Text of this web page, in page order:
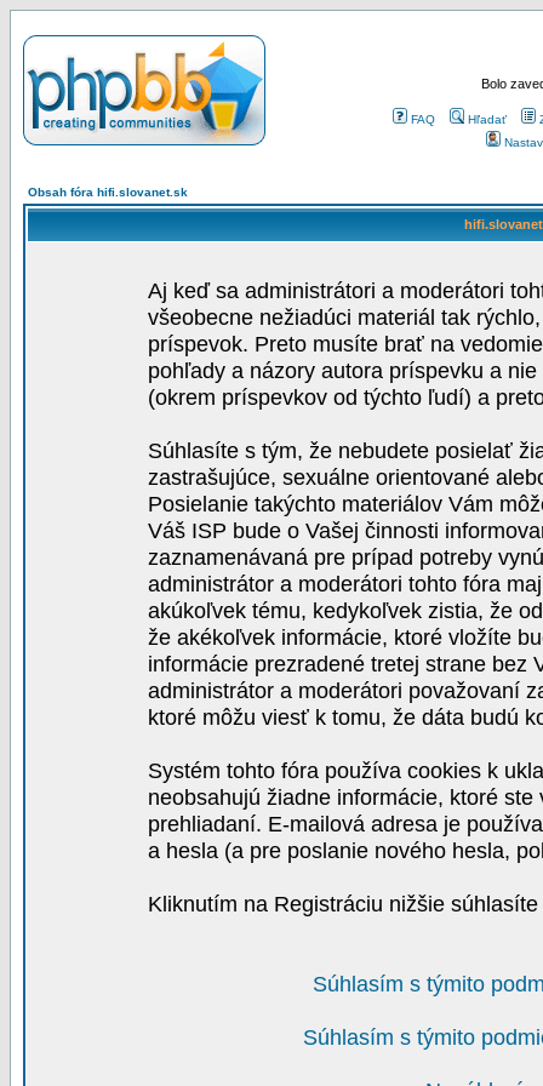
Bolo
FAQ Hľadať
Obsah fóra hifi.slovanet.sk
Aj keď sa administrátori a moderátori
všeobecne nežiadúci materiál tak
príspevok. Preto musíte brať na
pohľady a názory autora príspevku a
(okrem príspevkov od týchto ľudí) a
Súhlasíte s tým, že nebudete posielať
zastrašujúce, sexuálne orientované
Posielanie takýchto materiálov Vám
Váš ISP bude o Vašej činnosti
zaznamenávaná pre prípad potreby
administrátor a moderátori tohto fóra
akúkoľvek tému, kedykoľvek zistia, že
že akékoľvek informácie, ktoré vložíte
informácie prezradené tretej strane bez
administrátor a moderátori považovaní
ktoré môžu viesť k tomu, že dáta budú
Systém tohto fóra používa cookies k
neobsahujú žiadne informácie, ktoré
prehliadaní. E-mailová adresa je
a hesla (a pre poslanie nového hesla,
Kliknutím na Registráciu nižšie
Súhlasím s týmito
Súhlasím s týmito